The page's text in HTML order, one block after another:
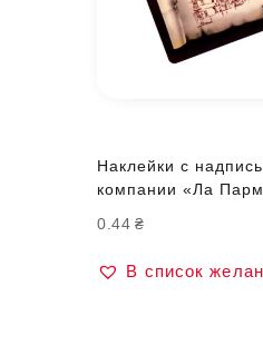
Наклейки с
компании «Ла
0.44₴
В список